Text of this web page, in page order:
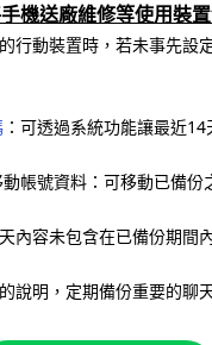
機送廠維修等使用裝
行動裝置時，若未事先設
：可透過系統功能讓最近
帳號資料：可移動已備份
內容未包含在已備份期間
的說明，定期備份重要的聊